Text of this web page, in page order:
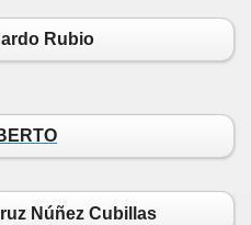
Rubio
Núñez Cubillas